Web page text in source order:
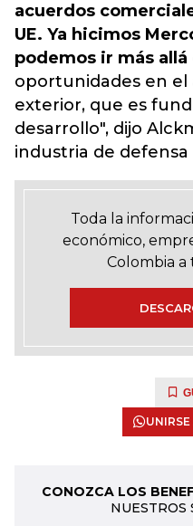
acuerdos
UE. Ya hicimos
podemos ir más allá
oportunidades en el
exterior, que es
desarrollo", dijo
industria de
Toda la
económico,
Colombia a
CONOZCA LOS
NUESTROS